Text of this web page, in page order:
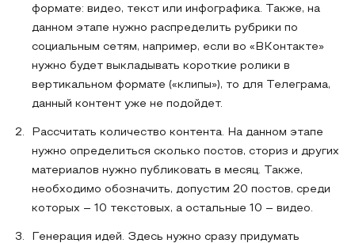
формате: видео, текст или инфографика. Также, на
данном этапе нужно распределить рубрики по
социальным сетям, например, если во «ВКонтакте»
нужно будет выкладывать короткие ролики в
вертикальном формате («клипы»), то для Телеграма,
данный контент уже не подойдет.
Рассчитать количество контента. На данном этапе
нужно определиться сколько постов, сториз и других
материалов нужно публиковать в месяц. Также,
необходимо обозначить, допустим 20 постов, среди
которых – 10 текстовых, а остальные 10 – видео.
Генерация идей. Здесь нужно сразу придумать